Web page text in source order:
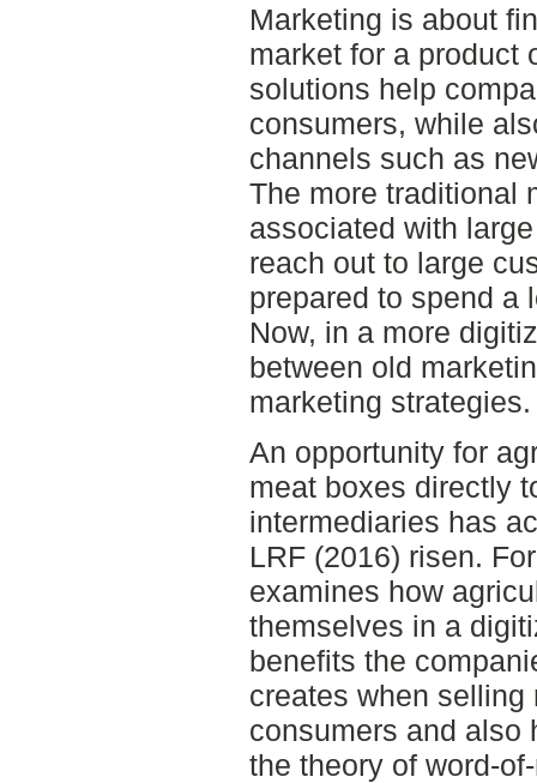
Marketing is about
market for a product
solutions help
consumers, while
channels such as
The more traditional
associated with
reach out to large
prepared to spend a
Now, in a more
between old
marketing strategies.
An opportunity for
meat boxes directly
intermediaries has
LRF (2016) risen.
examines how
themselves in a
benefits the
creates when
consumers and also
the theory of word-